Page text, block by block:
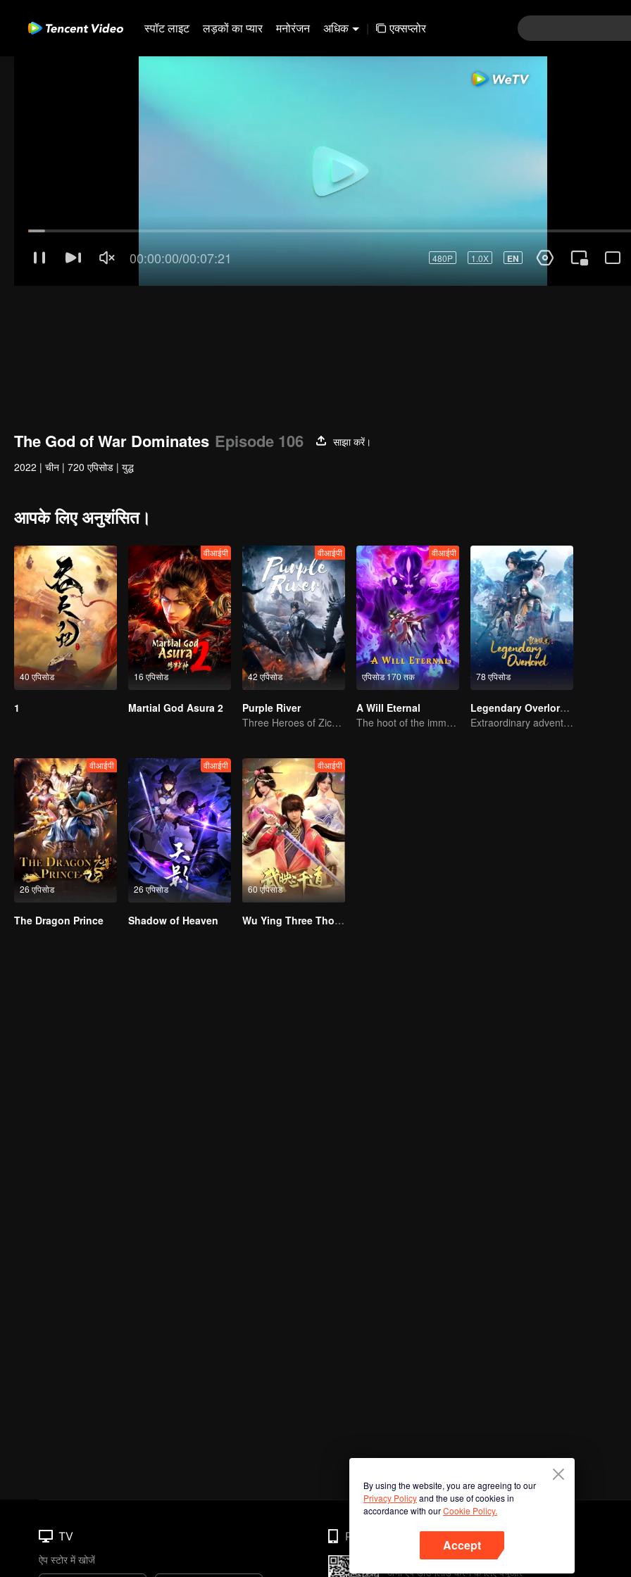
स्पॉट लाइट लड़कों का प्यार मनोरंजन अधिक | एक्सप्लोर
The God of War Dominates Episode 106
साझा करें।
2022 | चीन | 720 एपिसोड | युद्ध
आपके लिए अनुशंसित।
40 एपिसोड
1
16 एपिसोड
वीआईपी
Martial God Asura 2
42 एपिसोड
वीआईपी
Purple River
Three Heroes of Zichuan's adventure on Xichuan Continent
एपिसोड 170 तक
वीआईपी
A Will Eternal
The hoot of the immortality cultivation world is back!
78 एपिसोड
Legendary Overlord S2
Extraordinary adventure, a teenager reborn from adversity.
26 एपिसोड
वीआईपी
The Dragon Prince
26 एपिसोड
वीआईपी
Shadow of Heaven
60 एपिसोड
वीआईपी
Wu Ying Three Thousand Paths
By using the website, you are agreeing to our
Privacy Policyand the use of cookies in
accordance with ourCookie Policy.
Accept
TV
ऐप स्टोर में खोजें
Phone
अभी ऐप डाउनलोड करने के लिए क्यूआर